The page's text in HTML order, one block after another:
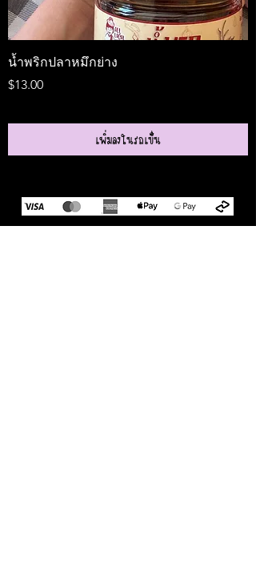
น้ำพริกปลาหมึกย่าง
ราคา
$13.00
เพิ่มลงในรถเข็น